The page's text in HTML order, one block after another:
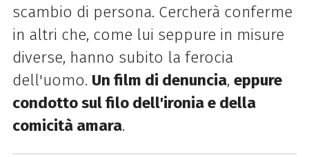
scambio di persona. Cercherà conferme
in altri che, come lui seppure in misure
diverse, hanno subito la ferocia
dell'uomo. Un film di denuncia, eppure
condotto sul filo dell'ironia e della
comicità amara.